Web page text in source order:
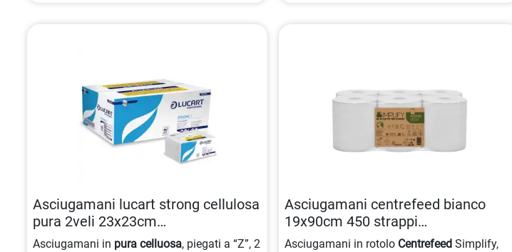
Asciugamani lucart strong cellulosa
pura 2veli 23x23cm
8005892341387
Asciugamani in pura celluosa, piegati a “Z”, 2
Asciugamani centrefeed bianco
19x90cm 450 strappi
8024929004101
Asciugamani in rotolo Centrefeed Simplify,